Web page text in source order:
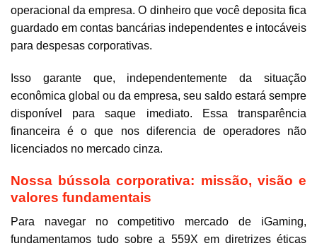
operacional da empresa. O dinheiro que você deposita fica
guardado em contas bancárias independentes e intocáveis
para despesas corporativas.
Isso garante que, independentemente da situação
econômica global ou da empresa, seu saldo estará sempre
disponível para saque imediato. Essa transparência
financeira é o que nos diferencia de operadores não
licenciados no mercado cinza.
Nossa bússola corporativa: missão, visão e
valores fundamentais
Para navegar no competitivo mercado de iGaming,
fundamentamos tudo sobre a 559X em diretrizes éticas